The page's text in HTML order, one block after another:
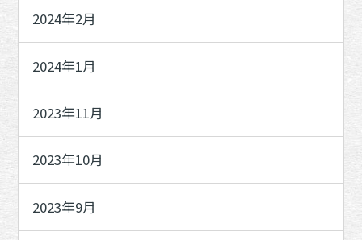
2024年2月
2024年1月
2023年11月
2023年10月
2023年9月